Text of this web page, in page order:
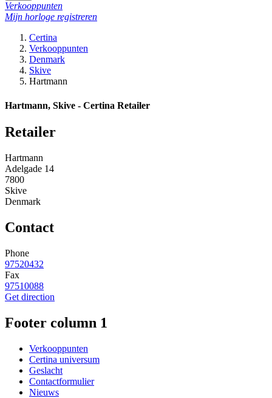
Verkooppunten
Mijn horloge registreren
Certina
Verkooppunten
Denmark
Skive
Hartmann
Hartmann, Skive - Certina Retailer
Retailer
Hartmann
Adelgade 14
7800
Skive
Denmark
Contact
Phone
97520432
Fax
97510088
Get direction
Footer column 1
Verkooppunten
Certina universum
Geslacht
Contactformulier
Nieuws